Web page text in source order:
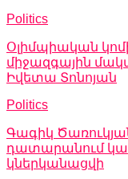
Politics
Օլիմպիական
միջազգային
Իվետա Տոնոյան
Politics
Գագիկ
դատարանում
կներկանացվի